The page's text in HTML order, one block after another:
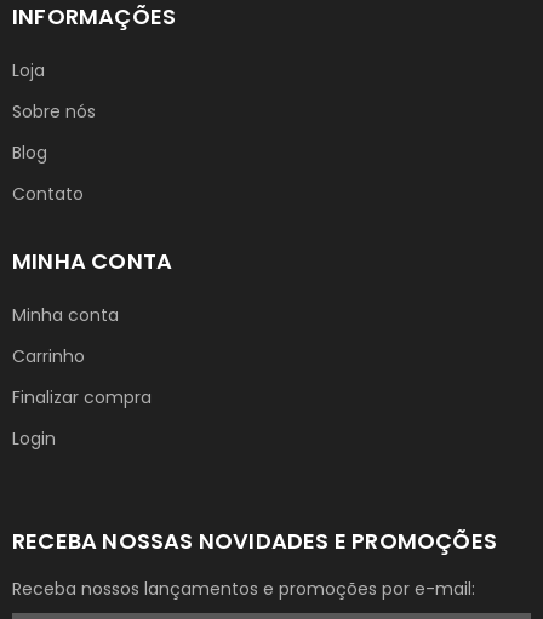
INFORMAÇÕES
Loja
Sobre nós
Blog
Contato
MINHA CONTA
Minha conta
Carrinho
Finalizar compra
Login
RECEBA NOSSAS NOVIDADES E PROMOÇÕES
Receba nossos lançamentos e promoções por e-mail: